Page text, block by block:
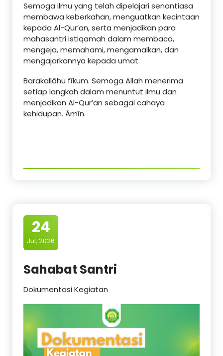
Semoga ilmu yang telah dipelajari senantiasa
membawa keberkahan, menguatkan kecintaan
kepada Al-Qur’an, serta menjadikan para
mahasantri istiqamah dalam membaca,
mengeja, memahami, mengamalkan, dan
mengajarkannya kepada umat.
Barakallāhu fīkum. Semoga Allah menerima
setiap langkah dalam menuntut ilmu dan
menjadikan Al-Qur’an sebagai cahaya
kehidupan. Āmīn.
24
Jul, 2026
Sahabat Santri
Dokumentasi Kegiatan